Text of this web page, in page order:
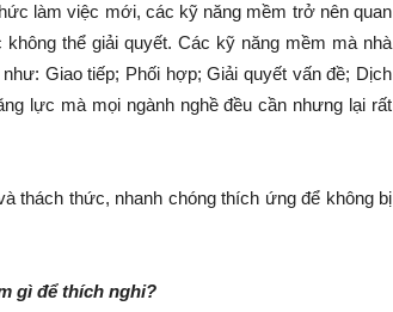
làm việc mới, các kỹ năng mềm trở nên quan
thể giải quyết. Các kỹ năng mềm mà nhà
Giao tiếp; Phối hợp; Giải quyết vấn đề; Dịch
lực mà mọi ngành nghề đều cần nhưng lại rất
thách thức, nhanh chóng thích ứng để không bị
gì để thích nghi?